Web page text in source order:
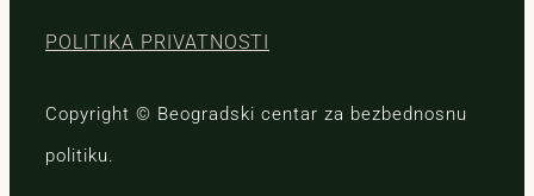
POLITIKA PRIVATNOSTI
Copyright © Beogradski centar za bezbednosnu
politiku.